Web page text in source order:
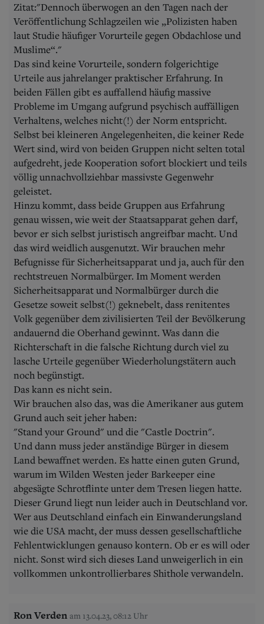
Zitat:"Dennoch überwogen an den Tagen nach der
Veröffentlichung Schlagzeilen wie „Polizisten haben
laut Studie häufiger Vorurteile gegen Obdachlose und
Muslime“."
Das sind keine Vorurteile, sondern folgerichtige
Urteile aus jahrelanger praktischer Erfahrung. In
beiden Fällen gibt es auffallend häufig massive
Probleme im Umgang aufgrund psychisch auffälligen
Verhaltens, welches nicht(!) der Norm entspricht.
Selbst bei kleineren Angelegenheiten, die keiner Rede
Wert sind, wird von beiden Gruppen nicht selten total
aufgedreht, jede Kooperation sofort blockiert und teils
völlig unnachvollziehbar massivste Gegenwehr
geleistet.
Hinzu kommt, dass beide Gruppen aus Erfahrung
genau wissen, wie weit der Staatsapparat gehen darf,
bevor er sich selbst juristisch angreifbar macht. Und
das wird weidlich ausgenutzt. Wir brauchen mehr
Befugnisse für Sicherheitsapparat und ja, auch für den
rechtstreuen Normalbürger. Im Moment werden
Sicherheitsapparat und Normalbürger durch die
Gesetze soweit selbst(!) geknebelt, dass renitentes
Volk gegenüber dem zivilisierten Teil der Bevölkerung
andauernd die Oberhand gewinnt. Was dann die
Richterschaft in die falsche Richtung durch viel zu
lasche Urteile gegenüber Wiederholungstätern auch
noch begünstigt.
Das kann es nicht sein.
Wir brauchen also das, was die Amerikaner aus gutem
Grund auch seit jeher haben:
"Stand your Ground" und die "Castle Doctrin".
Und dann muss jeder anständige Bürger in diesem
Land bewaffnet werden. Es hatte einen guten Grund,
warum im Wilden Westen jeder Barkeeper eine
abgesägte Schrotflinte unter dem Tresen liegen hatte.
Dieser Grund liegt nun leider auch in Deutschland vor.
Wer aus Deutschland einfach ein Einwanderungsland
wie die USA macht, der muss dessen gesellschaftliche
Fehlentwicklungen genauso kontern. Ob er es will oder
nicht. Sonst wird sich dieses Land unweigerlich in ein
vollkommen unkontrollierbares Shithole verwandeln.
Ron Verden am 13.04.23, 08:12 Uhr